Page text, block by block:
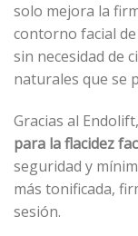
solo mejora la
contorno facial
sin necesidad de
naturales que se
Gracias al
para la flacidez
seguridad y
más tonificada,
sesión.